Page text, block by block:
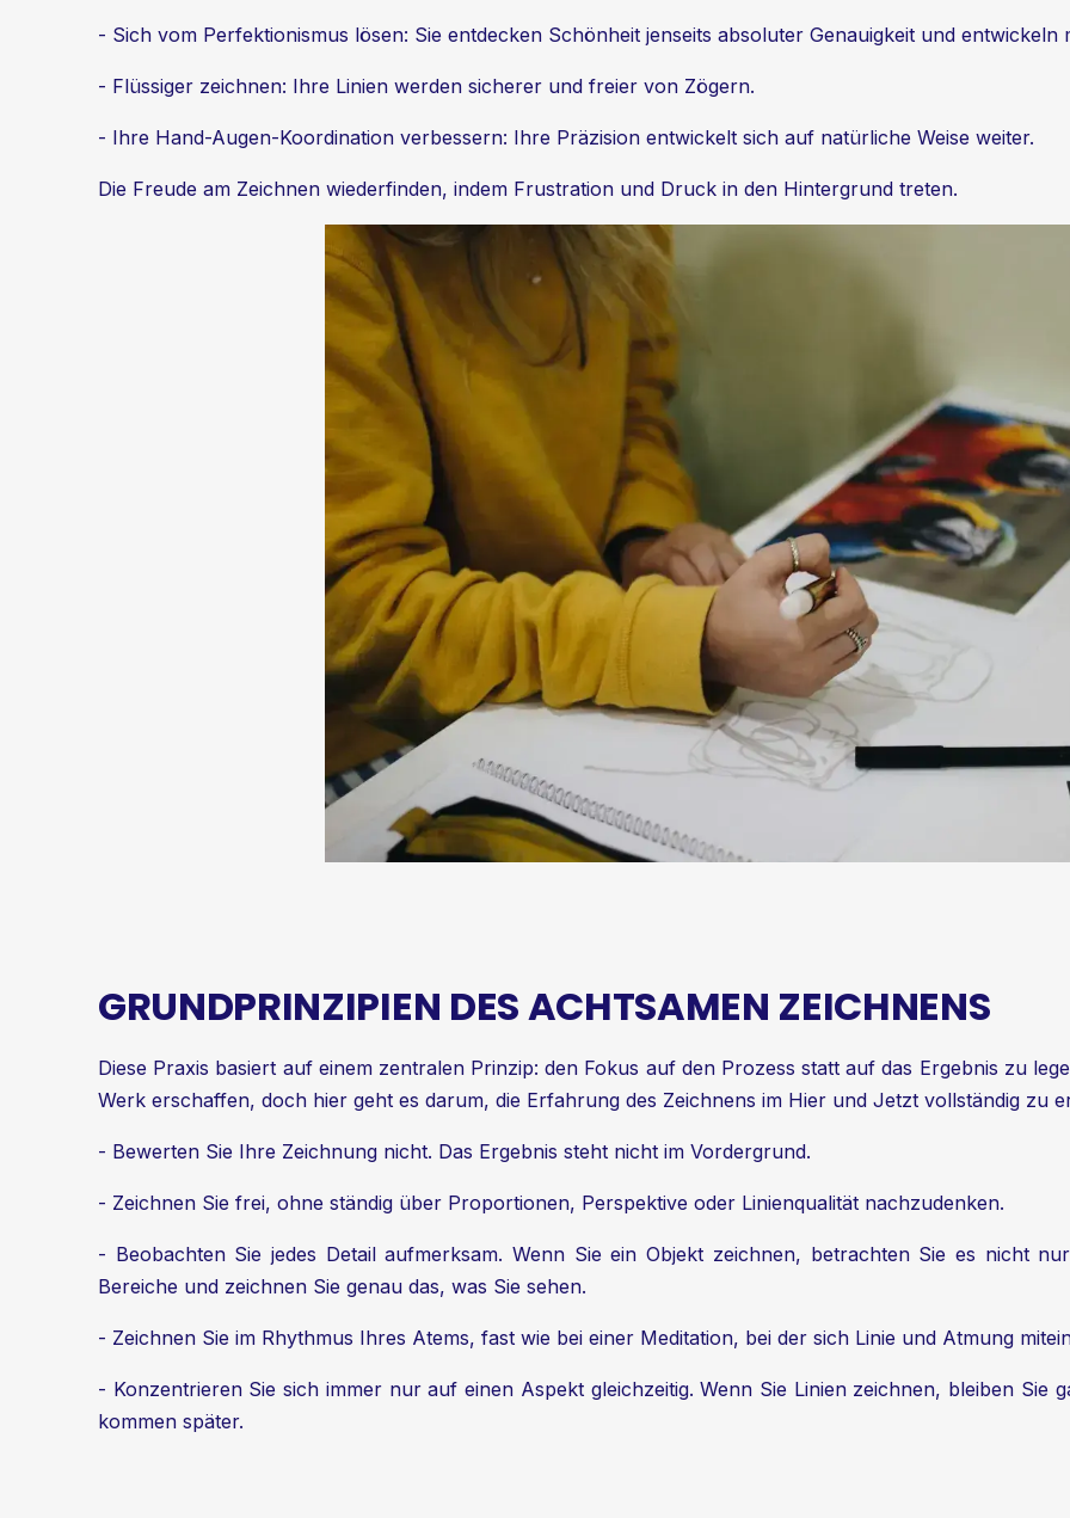
- Sich vom Perfektionismus lösen: Sie entdecken Schönheit jenseits absoluter Genauigkeit und
- Flüssiger zeichnen: Ihre Linien werden sicherer und freier von Zögern.
- Ihre Hand-Augen-Koordination verbessern: Ihre Präzision entwickelt sich auf natürliche Weise weiter.
Die Freude am Zeichnen wiederfinden, indem Frustration und Druck in den Hintergrund treten.
GRUNDPRINZIPIEN DES ACHTSAMEN ZEICHNENS
Diese Praxis basiert auf einem zentralen Prinzip: den Fokus auf den Prozess statt auf das Ergebnis zu
Werk erschaffen, doch hier geht es darum, die Erfahrung des Zeichnens im Hier und Jetzt vollständig zu
- Bewerten Sie Ihre Zeichnung nicht. Das Ergebnis steht nicht im Vordergrund.
- Zeichnen Sie frei, ohne ständig über Proportionen, Perspektive oder Linienqualität nachzudenken.
- Beobachten Sie jedes Detail aufmerksam. Wenn Sie ein Objekt zeichnen, betrachten Sie es nicht
Bereiche und zeichnen Sie genau das, was Sie sehen.
- Zeichnen Sie im Rhythmus Ihres Atems, fast wie bei einer Meditation, bei der sich Linie und Atmung
- Konzentrieren Sie sich immer nur auf einen Aspekt gleichzeitig. Wenn Sie Linien zeichnen, bleiben Sie
kommen später.